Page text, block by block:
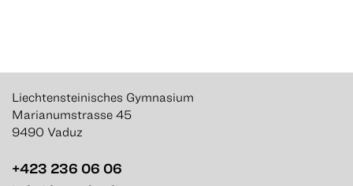
Liechtensteinisches Gymnasium
Marianumstrasse 45
9490 Vaduz
+423 236 06 06